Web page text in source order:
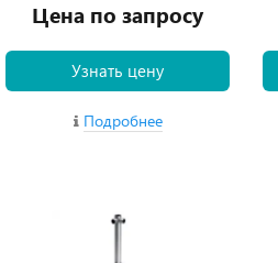
Цена по запросу
Узнать цену
Подробнее